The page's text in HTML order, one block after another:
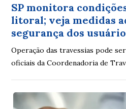
SP monitora
litoral; veja medidas
segurança dos
Operação das travessias pode
oficiais da Coordenadoria de